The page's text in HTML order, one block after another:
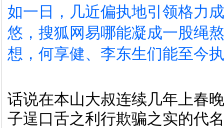
如一日，几近偏执地引领格力
悠，搜狐网易哪能凝成一股绳
想，何享健、李东生们能至今
话说在本山大叔连续几年上春
子逞口舌之利行欺骗之实的代